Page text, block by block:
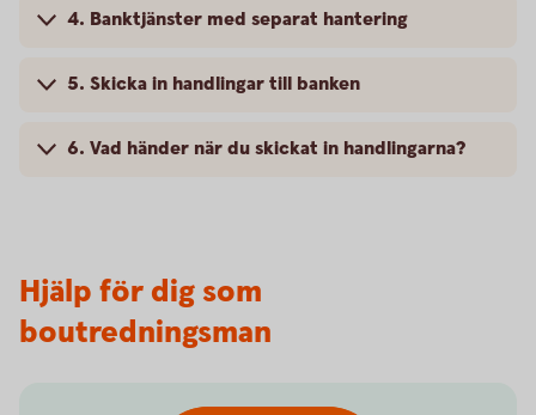
4. Banktjänster med separat hantering
5. Skicka in handlingar till banken
6. Vad händer när du skickat in handlingarna?
Hjälp för dig som
boutredningsman